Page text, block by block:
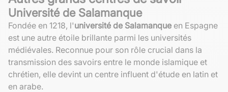
Université de Salamanque
Fondée en 1218, l'université de Salamanque en Espagne
est une autre étoile brillante parmi les universités
médiévales. Reconnue pour son rôle crucial dans la
transmission des savoirs entre le monde islamique et
chrétien, elle devint un centre influent d'étude en latin et
en arabe.